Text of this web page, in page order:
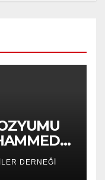
DERNEĞİ